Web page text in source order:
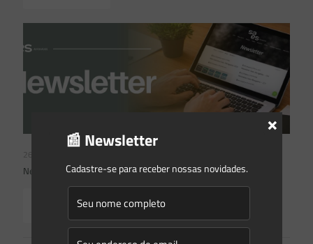
26/05/2026
Newsletter Saes Advogados | Ed. nº240
Read more
📰 Newsletter
Cadastre-se para receber nossas novidades.
×